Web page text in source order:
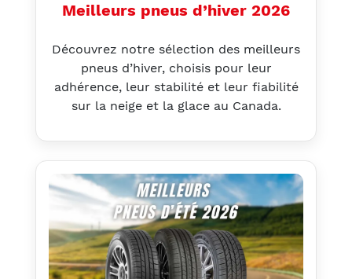
Meilleurs pneus d’hiver 2026
Découvrez notre sélection des meilleurs
pneus d’hiver, choisis pour leur
adhérence, leur stabilité et leur fiabilité
sur la neige et la glace au Canada.